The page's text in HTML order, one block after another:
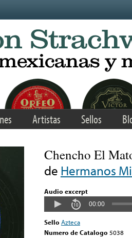
Artistas Sellos
Chencho El
de Hermanos
Audio excerpt
00:00
Sello Azteca
Numero de Catalogo 5038